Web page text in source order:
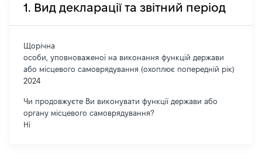
1. Вид декларації та звітний період
Щорічна
особи, уповноваженої на виконання функцій держави
або місцевого самоврядування (охоплює попередній рік)
2024
Чи продовжуєте Ви виконувати функції держави або
органу місцевого самоврядування?
Ні